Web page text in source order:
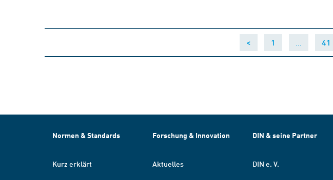
< 1 41
Normen & Standards
Kurz erklärt
Forschung & Innovation
Aktuelles
DIN & seine Partner
DIN e. V.